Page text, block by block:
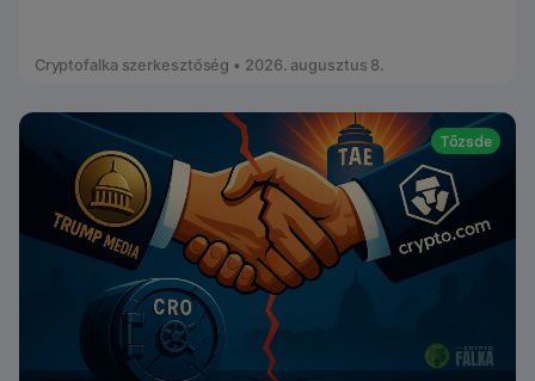
Cryptofalka szerkesztőség • 2026. augusztus 8.
Tőzsde